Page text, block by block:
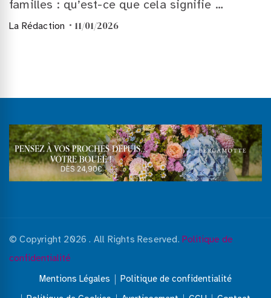
familles : qu’est-ce que cela signifie …
La Rédaction 11/01/2026
© Copyright 2026. All Rights Reserved.Politique de
confidentialité
Mentions Légales
Politique de confidentialité